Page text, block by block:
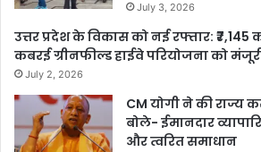
July 3, 2026
उत्तर प्रदेश के विकास को नई रफ्तार:
कबरई ग्रीनफील्ड हाईवे परियोजना को
July 2, 2026
CM योगी ने की राज्य
बोले- ईमानदार
और त्वरित समाधान